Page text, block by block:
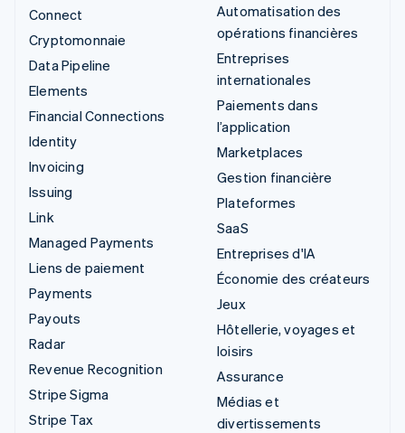
Connect
Cryptomonnaie
Data Pipeline
Elements
Financial Connections
Identity
Invoicing
Issuing
Link
Managed Payments
Liens de paiement
Payments
Payouts
Radar
Revenue Recognition
Stripe Sigma
Stripe Tax
Automatisation des
opérations financières
Entreprises
internationales
Paiements dans
l’application
Marketplaces
Gestion financière
Plateformes
SaaS
Entreprises d'IA
Économie des créateurs
Jeux
Hôtellerie, voyages et
loisirs
Assurance
Médias et
divertissements